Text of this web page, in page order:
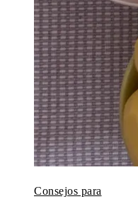
Consejos para